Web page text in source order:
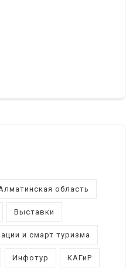
область
Выставки
и смарт туризма
Инфотур КАГиР